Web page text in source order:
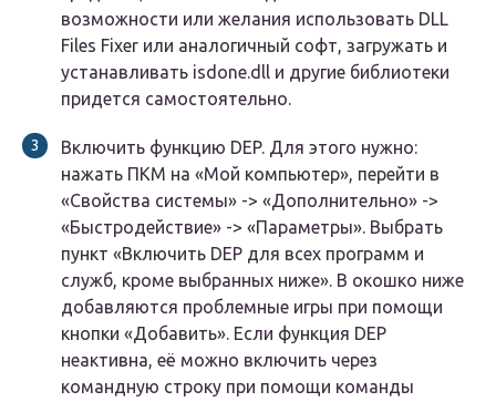
возможности или желания использовать DLL
Files Fixer или аналогичный софт, загружать и
устанавливать isdone.dll и другие библиотеки
придется самостоятельно.
Включить функцию DEP. Для этого нужно:
нажать ПКМ на «Мой компьютер», перейти в
«Свойства системы» -> «Дополнительно» ->
«Быстродействие» -> «Параметры». Выбрать
пункт «Включить DEP для всех программ и
служб, кроме выбранных ниже». В окошко ниже
добавляются проблемные игры при помощи
кнопки «Добавить». Если функция DEP
неактивна, её можно включить через
командную строку при помощи команды